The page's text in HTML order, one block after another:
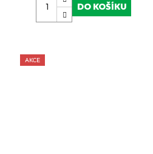
DO KOŠÍKU
AKCE